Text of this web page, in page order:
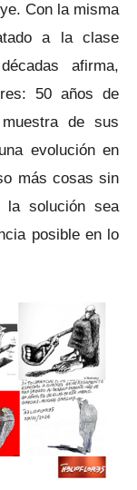
Con la misma
a la clase
afirma,
50 años de
de sus
evolución en
más cosas sin
la solución sea
posible en lo